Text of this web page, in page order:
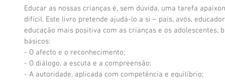
Educar as nossas crianças é, sem dúvida, uma tarefa
difícil. Este livro pretende ajudá-lo a si – pais, avós,
educação mais positiva com as crianças e os adolescentes,
básicos:
- O afecto e o reconhecimento;
- O diálogo, a escuta e a compreensão;
- A autoridade, aplicada com competência e equilíbrio;